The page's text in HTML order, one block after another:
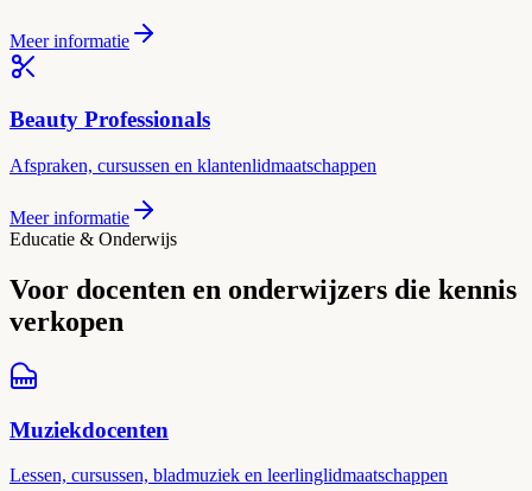
Meer informatie
Beauty Professionals
Afspraken, cursussen en klantenlidmaatschappen
Meer informatie
Educatie & Onderwijs
Voor docenten en onderwijzers die kennis
verkopen
Muziekdocenten
Lessen, cursussen, bladmuziek en leerlinglidmaatschappen